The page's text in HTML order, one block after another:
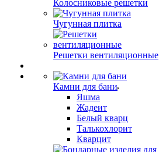
Колосниковые решетки
Чугунная плитка
Решетки вентиляционные
Камни для бани
Яшма
Жадеит
Белый кварц
Талькохлорит
Кварцит